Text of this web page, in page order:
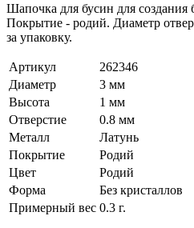
Шапочка для бусин для
Покрытие - родий. Диаметр
за упаковку.
Артикул
262346
Диаметр
3 мм
Высота
1 мм
Отверстие
0.8 мм
Металл
Латунь
Покрытие
Родий
Цвет
Родий
Форма
Без кристаллов
Примерный вес 0.3 г.